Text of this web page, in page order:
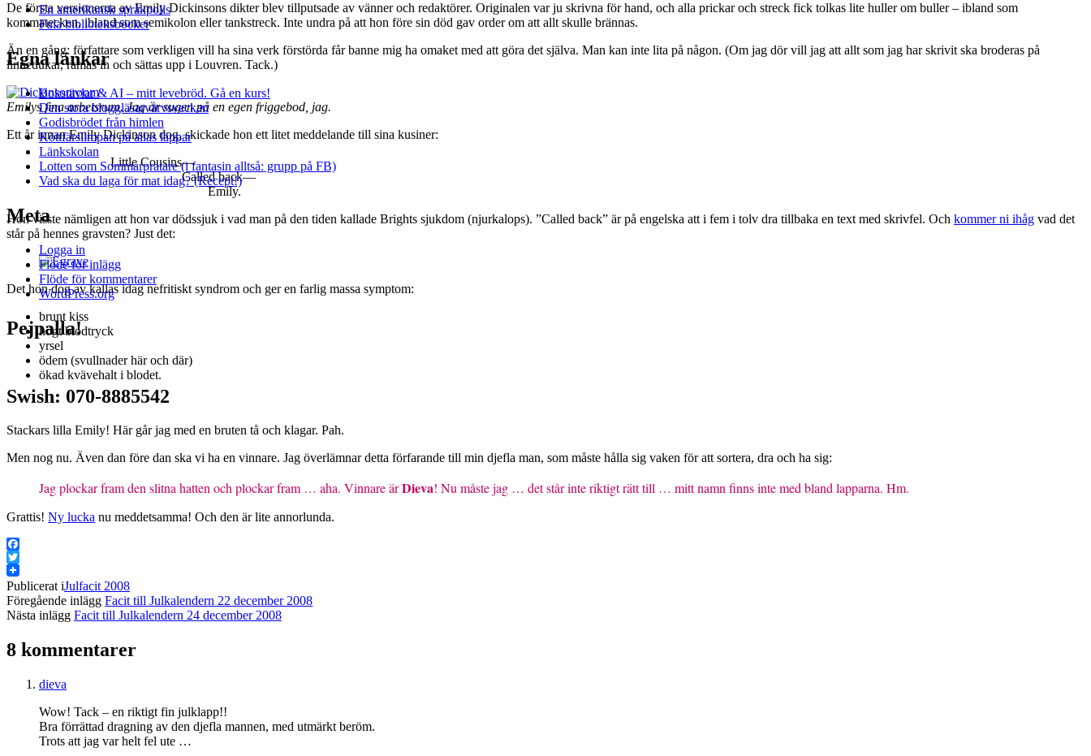
En amerikansk språkpolis
Fula biblioteksböcker
Egna länkar
Bokstävlar & AI – mitt levebröd. Gå en kurs!
Den stora bloggläsarvärvsveckan
Godisbrödet från himlen
Köttfärslimpan på allas läppar
Länkskolan
Lotten som Sommarpratare (i fantasin alltså: grupp på FB)
Vad ska du laga för mat idag? (Recept!)
Meta
Logga in
Flöde för inlägg
Flöde för kommentarer
WordPress.org
Pejpalla!
Swish: 070-8885542
De första versionerna av Emily Dickinsons dikter blev tillputsade av vänner och redaktörer. Originalen var ju skrivna för hand, och alla prickar och streck fick tolkas lite huller om buller – ibland som
kommatecken, ibland som semikolon eller tankstreck. Inte undra på att hon före sin död gav order om att allt skulle brännas.
Än en gång: författare som verkligen vill ha sina verk förstörda får banne mig ha omaket med att göra det själva. Man kan inte lita på någon. (Om jag dör vill jag att allt som jag har skrivit ska broderas på
linnedukar, ramas in och sättas upp i Louvren. Tack.)
Emilys fina arbetsrum. Jag är sugen på en egen friggebod, jag.
Ett år innan Emily Dickinson dog, skickade hon ett litet meddelande till sina kusiner:
Little Cousins—
Called back—
Emily.
Hon visste nämligen att hon var dödssjuk i vad man på den tiden kallade Brights sjukdom (njurkalops). ”Called back” är på engelska att i fem i tolv dra tillbaka en text med skrivfel. Och kommer ni ihåg vad det
står på hennes gravsten? Just det:
Det hon dog av kallas idag nefritiskt syndrom och ger en farlig massa symptom:
brunt kiss
högt blodtryck
yrsel
ödem (svullnader här och där)
ökad kvävehalt i blodet.
Stackars lilla Emily! Här går jag med en bruten tå och klagar. Pah.
Men nog nu. Även dan före dan ska vi ha en vinnare. Jag överlämnar detta förfarande till min djefla man, som måste hålla sig vaken för att sortera, dra och ha sig:
Jag plockar fram den slitna hatten och plockar fram … aha. Vinnare ärDieva! Nu måste jag … det står inte riktigt rätt till … mitt namn finns inte med bland lapparna. Hm.
Grattis! Ny lucka nu meddetsamma! Och den är lite annorlunda.
Facebook
Twitter
Publicerat iJulfacit 2008
Föregående inlägg Facit till Julkalendern 22 december 2008
Nästa inlägg Facit till Julkalendern 24 december 2008
8 kommentarer
dieva
Wow! Tack – en riktigt fin julklapp!!
Bra förrättad dragning av den djefla mannen, med utmärkt beröm.
Trots att jag var helt fel ute …